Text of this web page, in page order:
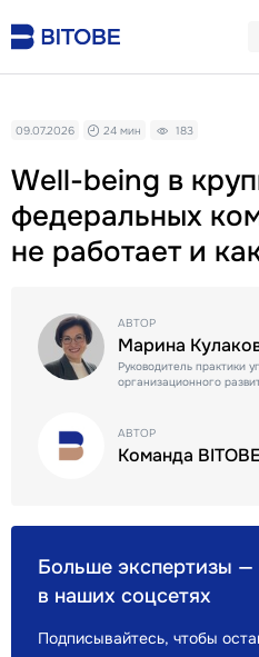
Well-being в
федеральных
не работает и
09.07.2026 24 мин 183
Больше экспертизы —
в наших соцсетях
Подписывайтесь, чтобы
АВТОР
Марина
Руководитель практики
организационного
АВТОР
Команда